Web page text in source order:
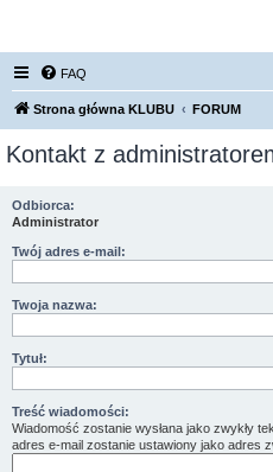
FAQ
Strona główna KLUBU FORUM
Kontakt z
Odbiorca:
Administrator
Twój adres e-mail:
Twoja nazwa:
Tytuł:
Treść wiadomości:
Wiadomość zostanie wysłana jako zwykły
adres e-mail zostanie ustawiony jako adres